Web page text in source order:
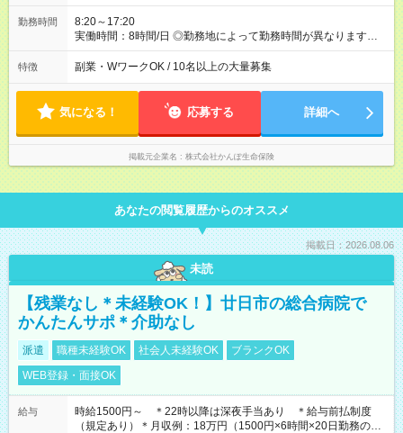
勤務時間
8:20～17:20
実働時間：8時間/日 ◎勤務地によって勤務時間が異なります
（8：20～17：20、8：50～17：50など） ◎残業時間は月平均
9.4時間です。
特徴 副業・WワークOK / 10名以上の大量募集
気になる！ 応募する 詳細へ
掲載元企業名 株式会社かんぽ生命保険
あなたの閲覧履歴からのオススメ
掲載日：2026.08.06
未読
【残業なし＊未経験OK！】廿日市の総合病院で
かんたんサポ＊介助なし
派遣 職種未経験OK 社会人未経験OK
ブランクOK
WEB登録・面接OK
給与
時給1500円～ ＊22時以降は深夜手当あり ＊給与前払制度
（規定あり）＊月収例：18万円（1500円×6時間×20日勤務の場